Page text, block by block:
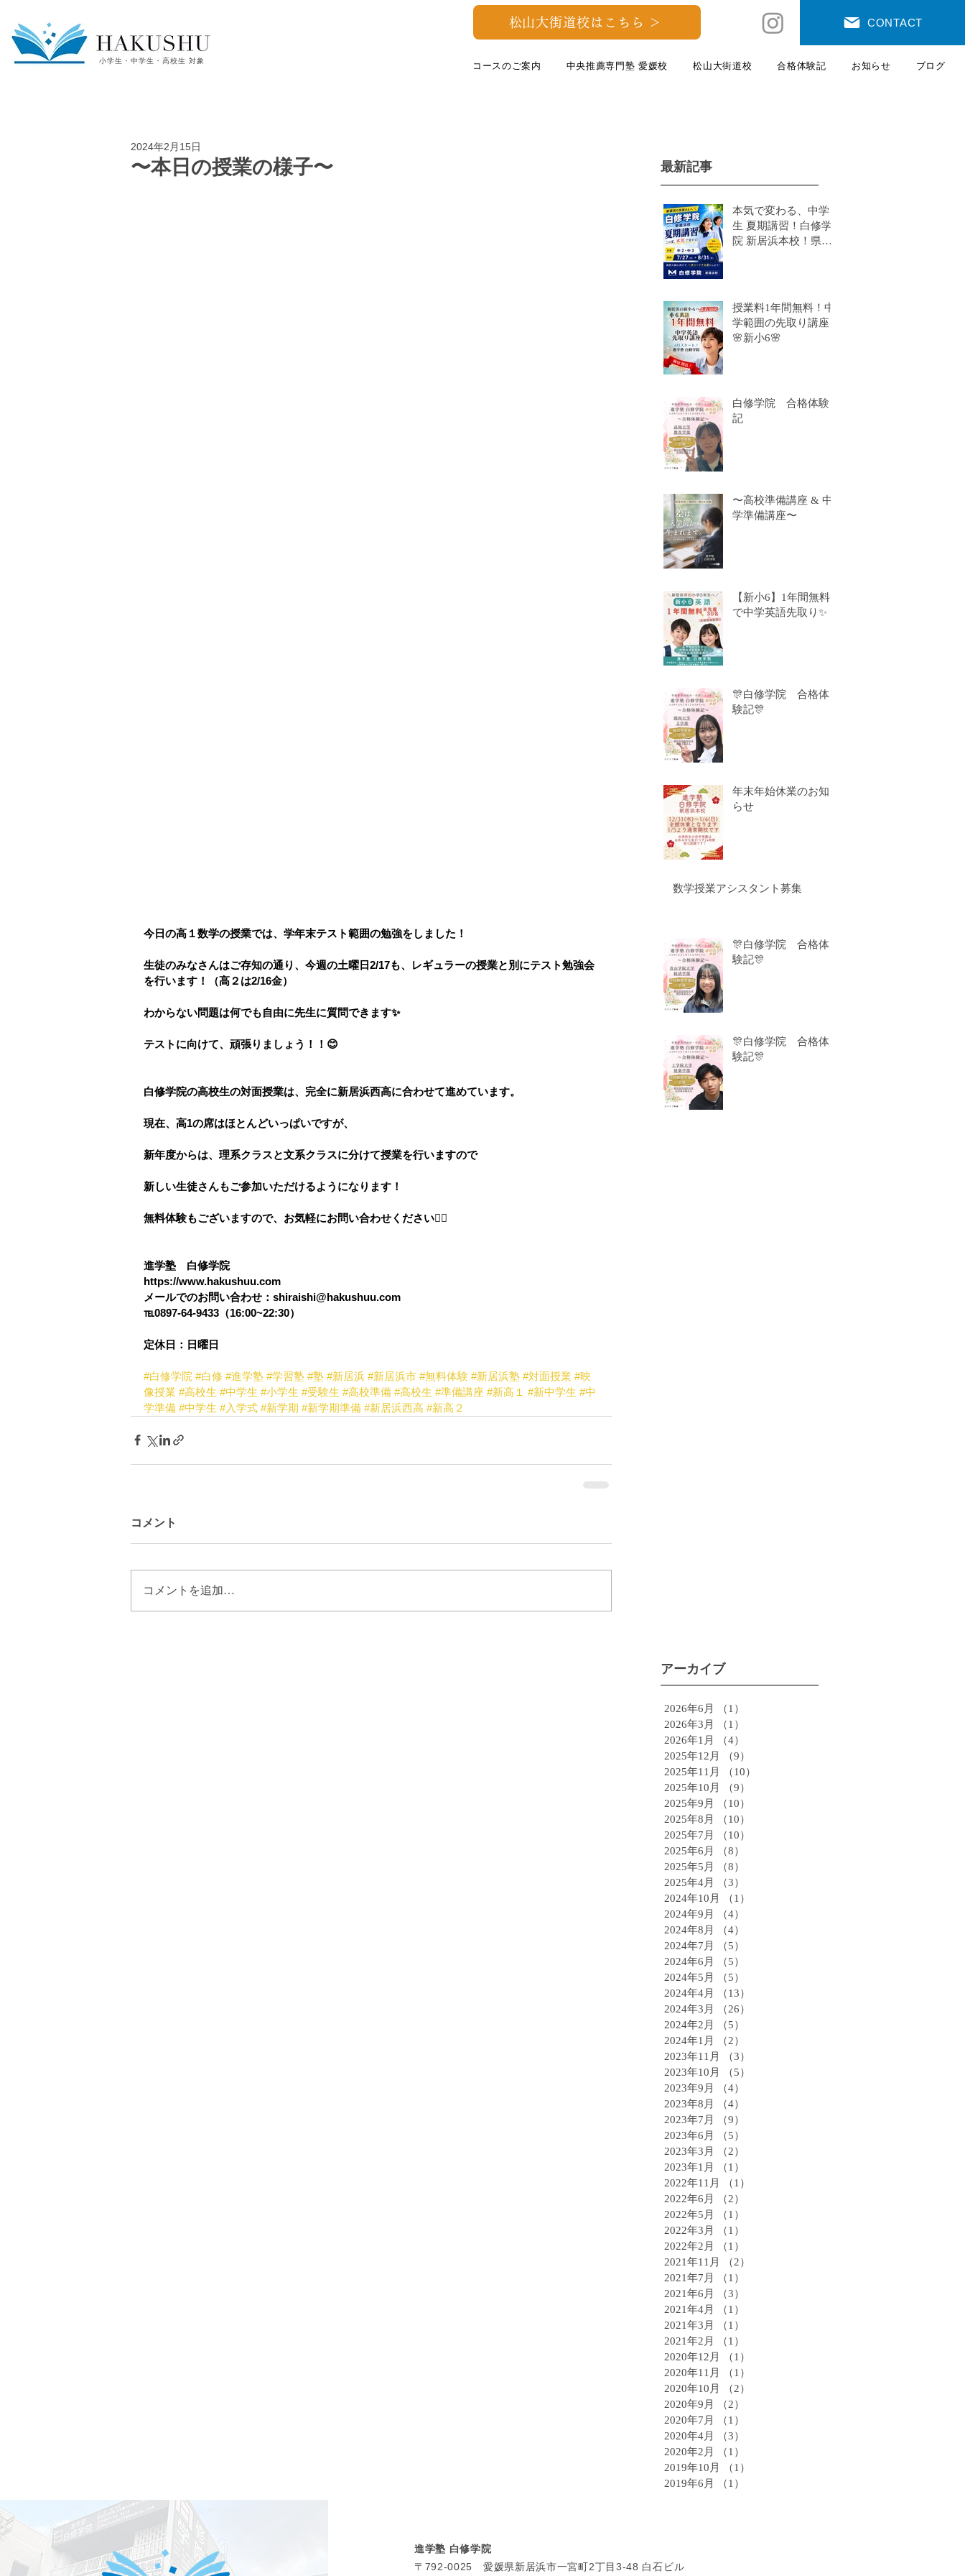
小学生・中学生・高校生 対象
松山大街道校はこちら ＞ CONTACT
コースのご案内 中央推薦専門塾 愛媛校 松山大街道校 合格体験記 お知らせ ブログ
〜本日の授業の様子〜
2024年2月15日
今日の高１数学の授業では、学年末テスト範囲の勉強をしました！
生徒のみなさんはご存知の通り、今週の土曜日2/17も、レギュラーの授業と別にテスト勉強会
を行います！
（高２は2/16金）
わからない問題は何でも自由に先生に質問できます✨
テストに向けて、頑張りましょう！！😊
白修学院の高校生の対面授業は、完全に新居浜西高に合わせて進めています。
現在、高1の席はほとんどいっぱいですが、
新年度からは、理系クラスと文系クラスに分けて授業を行いますので
新しい生徒さんもご参加いただけるようになります！
無料体験もございますので、お気軽にお問い合わせください🙇‍♀️
進学塾　白修学院
https://www.hakushuu.com
メールでのお問い合わせ：shiraishi@hakushuu.com
℡0897-64-9433（16:00~22:30）
定休日：日曜日
#白修学院 #白修 #進学塾 #学習塾 #塾 #新居浜 #新居浜市 #無料体験 #新居浜塾 #対面授業 #映
像授業 #高校生 #中学生 #小学生 #受験生 #高校準備 #高校生 #準備講座 #新高１ #新中学生 #中
学準備 #中学生 #入学式 #新学期 #新学期準備 #新居浜西高 #新高２
コメント
コメントを追加…
最新記事
本気で変わる、中学
生 夏期講習！白修学
院 新居浜本校！県模
授業料1年間無料！中
学範囲の先取り講座
🌸新小6🌸
白修学院 合格体験
記
〜高校準備講座 & 中
学準備講座〜
【新小6】1年間無料
で中学英語先取り✨
🎊白修学院 合格体
験記🎊
年末年始休業のお知
らせ
数学授業アシスタント募集
🎊白修学院 合格体
験記🎊
🎊白修学院 合格体
験記🎊
アーカイブ
2026年6月 （1）
2026年3月
（1）
2026年1月
（4）
2025年12月
（9）
2025年11月
（10）
2025年10月
（9）
2025年9月
（10）
2025年8月
（10）
2025年7月
（10）
2025年6月
（8）
2025年5月
（8）
2025年4月
（3）
2024年10月
（1）
2024年9月
（4）
2024年8月
（4）
2024年7月
（5）
2024年6月
（5）
2024年5月
（5）
2024年4月
（13）
2024年3月
（26）
2024年2月
（5）
2024年1月
（2）
2023年11月
（3）
2023年10月
（5）
2023年9月
（4）
2023年8月
（4）
2023年7月
（9）
2023年6月
（5）
2023年3月
（2）
2023年1月
（1）
2022年11月
（1）
2022年6月
（2）
2022年5月
（1）
2022年3月
（1）
2022年2月
（1）
2021年11月
（2）
2021年7月
（1）
2021年6月
（3）
2021年4月
（1）
2021年3月
（1）
2021年2月
（1）
2020年12月
（1）
2020年11月
（1）
2020年10月
（2）
2020年9月
（2）
2020年7月
（1）
2020年4月
（3）
2020年2月
（1）
2019年10月
（1）
2019年6月
（1）
進学塾 白修学院
〒792-0025 愛媛県新居浜市一宮町2丁目 3-48 白石ビル